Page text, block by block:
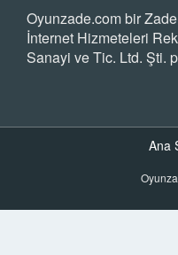
Oyunzade.com bir
İnternet Hizmeteleri
Sanayi ve Tic. Ltd. Şti.
Ana